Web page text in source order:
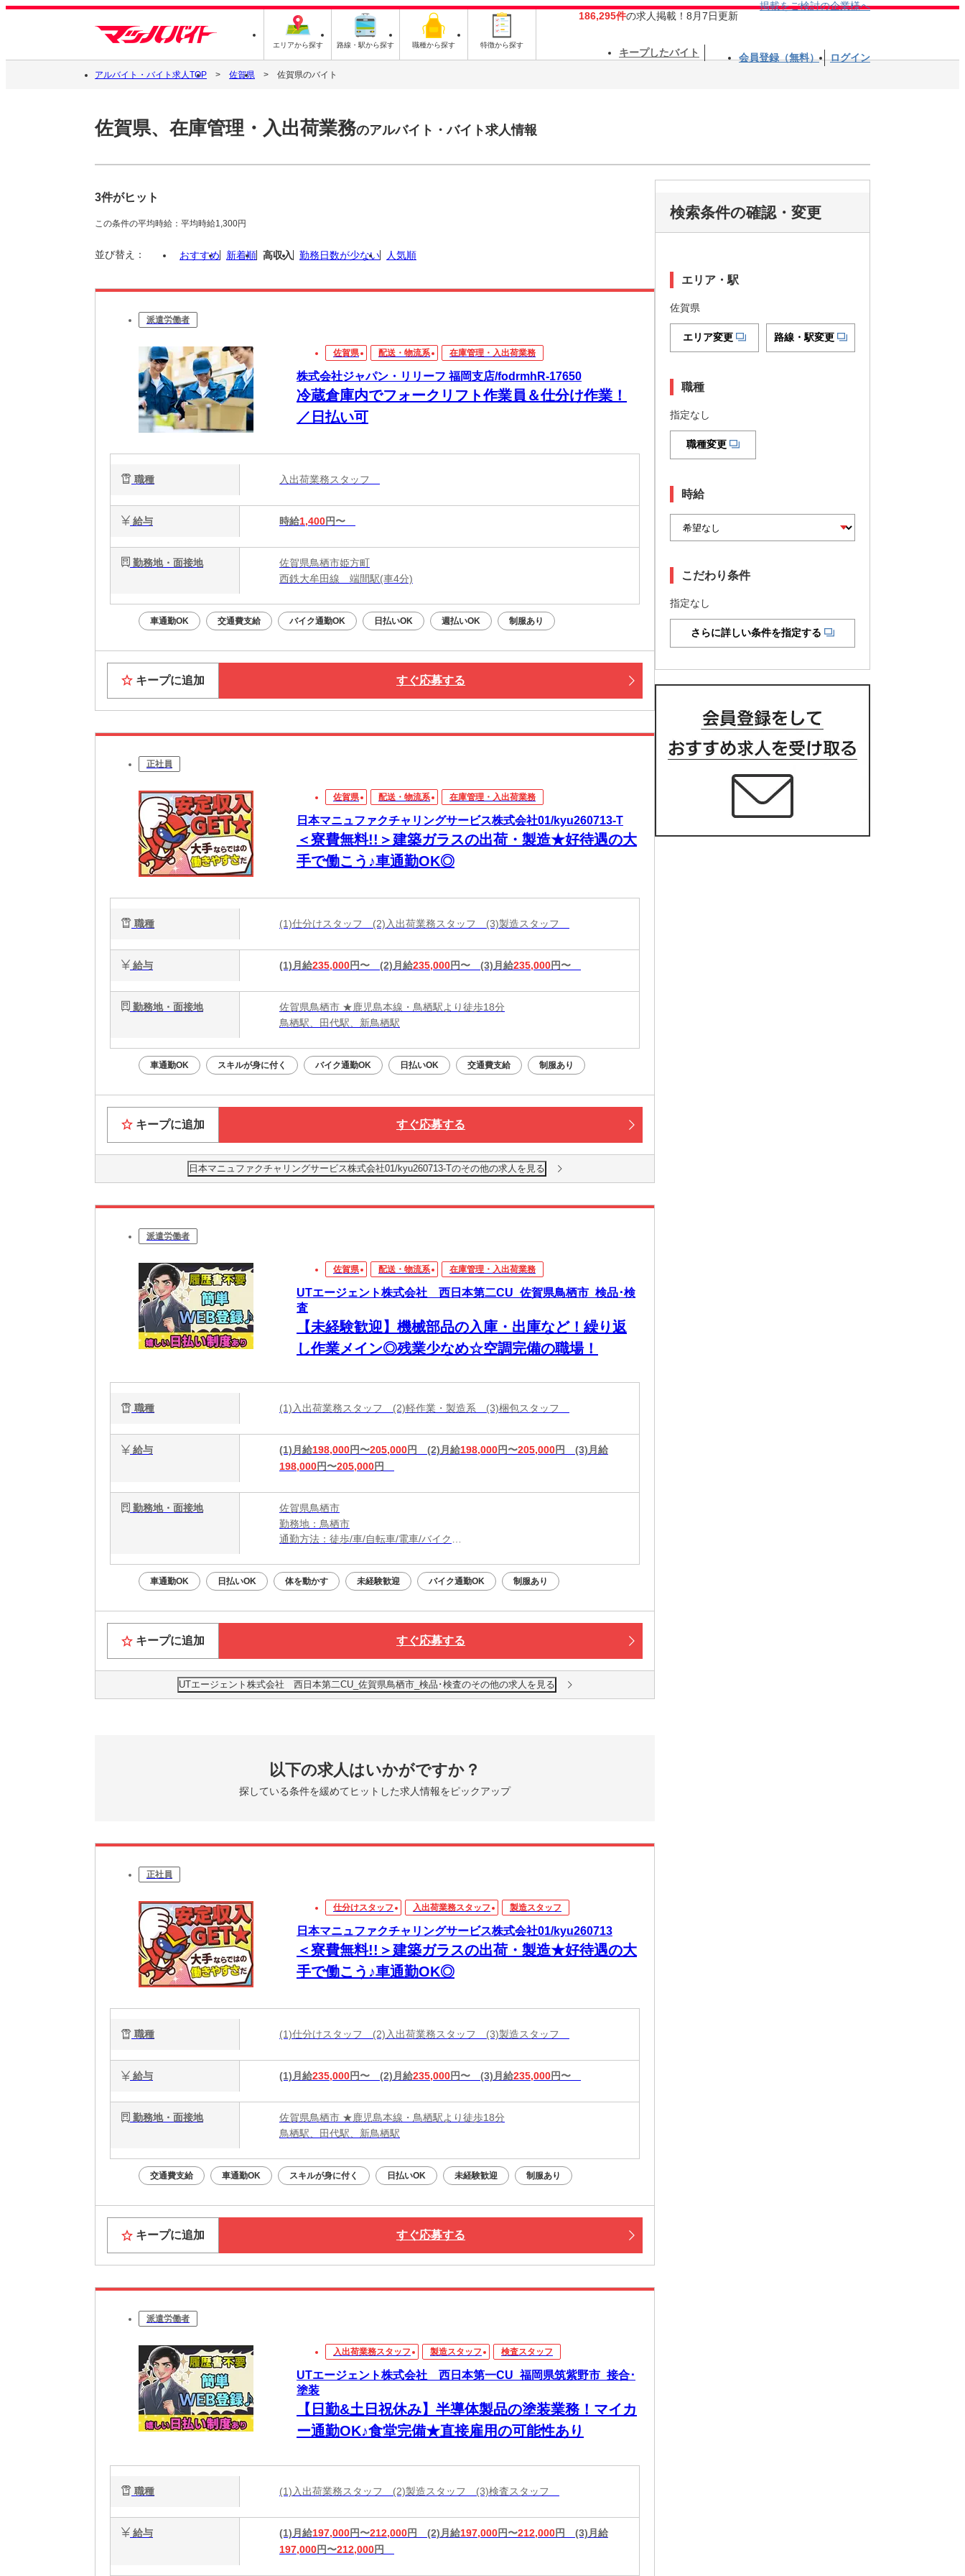
エリアから探す 路線・駅から探す 職種から探す 特徴から探す
186,295件の求人掲載！8月7日更新
掲載をご検討の企業様へ
キープしたバイト 会員登録（無料） ログイン
アルバイト・バイト求人TOP 佐賀県 佐賀県のバイト
佐賀県、在庫管理・入出荷業務のアルバイト・バイト求人情報
3件がヒット
この条件の平均時給：平均時給1,300円
並び替え： おすすめ 新着順 高収入 勤務日数が少ない 人気順
派遣労働者
佐賀県 配送・物流系 在庫管理・入出荷業務
株式会社ジャパン・リリーフ 福岡支店/fodrmhR-17650
冷蔵倉庫内でフォークリフト作業員＆仕分け作業！
／日払い可
職種 入出荷業務スタッフ
給与 時給1,400円〜
勤務地・面接地
佐賀県鳥栖市姫方町
西鉄大牟田線 端間駅(車4分)
車通勤OK 交通費支給 バイク通勤OK 日払いOK 週払いOK 制服あり
キープに追加 すぐ応募する
正社員
佐賀県 配送・物流系 在庫管理・入出荷業務
日本マニュファクチャリングサービス株式会社01/kyu260713-T
＜寮費無料!!＞建築ガラスの出荷・製造★好待遇の大
手で働こう♪車通勤OK◎
職種 (1)仕分けスタッフ (2)入出荷業務スタッフ (3)製造スタッフ
給与 (1)月給235,000円〜 (2)月給235,000円〜 (3)月給235,000円〜
勤務地・面接地
佐賀県鳥栖市 ★鹿児島本線・鳥栖駅より徒歩18分
鳥栖駅、田代駅、新鳥栖駅
車通勤OK スキルが身に付く バイク通勤OK 日払いOK 交通費支給 制服あり
キープに追加 すぐ応募する
日本マニュファクチャリングサービス株式会社01/kyu260713-Tのその他の求人を見る
派遣労働者
佐賀県 配送・物流系 在庫管理・入出荷業務
UTエージェント株式会社 西日本第二CU_佐賀県鳥栖市_検品･検
査
【未経験歓迎】機械部品の入庫・出庫など！繰り返
し作業メイン◎残業少なめ☆空調完備の職場！
職種 (1)入出荷業務スタッフ (2)軽作業・製造系 (3)梱包スタッフ
給与 (1)月給198,000円〜205,000円 (2)月給198,000円〜205,000円
(3)月給
198,000円〜205,000円
勤務地・面接地
佐賀県鳥栖市
勤務地：鳥栖市
通勤方法：徒歩/車/自転車/電車/バイク
※構内の（無料）駐車場利用OK
車通勤OK 日払いOK 体を動かす 未経験歓迎 バイク通勤OK 制服あり
キープに追加 すぐ応募する
UTエージェント株式会社 西日本第二CU_佐賀県鳥栖市_検品･検査のその他の求人を見る
以下の求人はいかがですか？
探している条件を緩めてヒットした求人情報をピックアップ
正社員
仕分けスタッフ 入出荷業務スタッフ 製造スタッフ
日本マニュファクチャリングサービス株式会社01/kyu260713
＜寮費無料!!＞建築ガラスの出荷・製造★好待遇の大
手で働こう♪車通勤OK◎
職種 (1)仕分けスタッフ (2)入出荷業務スタッフ (3)製造スタッフ
給与 (1)月給235,000円〜 (2)月給235,000円〜 (3)月給235,000円〜
勤務地・面接地
佐賀県鳥栖市 ★鹿児島本線・鳥栖駅より徒歩18分
鳥栖駅、田代駅、新鳥栖駅
交通費支給 車通勤OK スキルが身に付く 日払いOK 未経験歓迎 制服あり
キープに追加 すぐ応募する
派遣労働者
入出荷業務スタッフ 製造スタッフ 検査スタッフ
UTエージェント株式会社 西日本第一CU_福岡県筑紫野市_接合･
塗装
【日勤&土日祝休み】半導体製品の塗装業務！マイカ
ー通勤OK♪食堂完備★直接雇用の可能性あり
職種 (1)入出荷業務スタッフ (2)製造スタッフ (3)検査スタッフ
給与 (1)月給197,000円〜212,000円 (2)月給197,000円〜212,000円
(3)月給
197,000円〜212,000円
検索条件の確認・変更
エリア・駅
佐賀県
エリア変更 路線・駅変更
職種
指定なし
職種変更
時給
こだわり条件
指定なし
さらに詳しい条件を指定する